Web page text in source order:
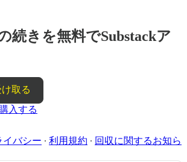
続きを無料でSubstackア
取る
入する
イバシー ∙ 利用規約 ∙ 回収に関するお知ら